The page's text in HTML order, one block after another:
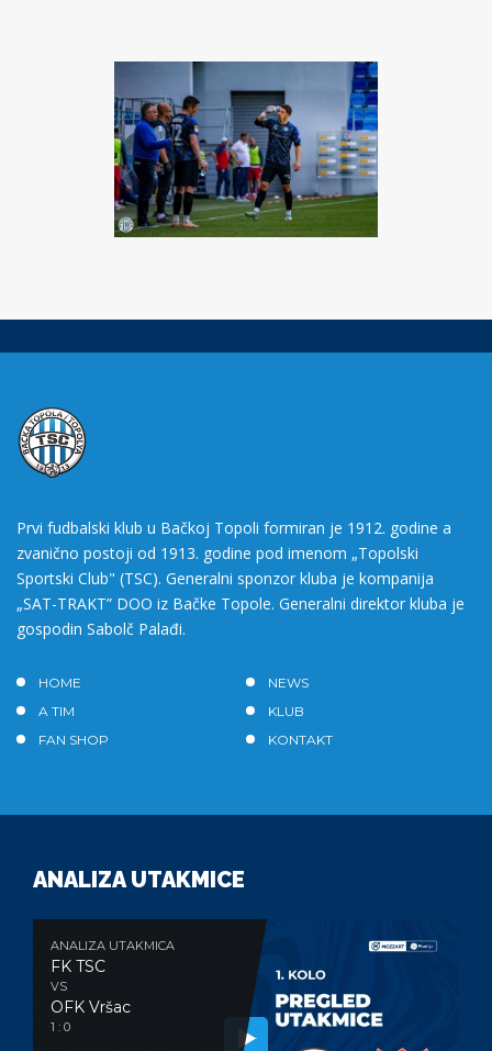
Prvi fudbalski klub u Bačkoj Topoli formiran je 1912. godine a
zvanično postoji od 1913. godine pod imenom „Topolski
Sportski Club" (TSC). Generalni sponzor kluba je kompanija
„SAT-TRAKT” DOO iz Bačke Topole. Generalni direktor kluba je
gospodin Sabolč Palađi.
HOME
NEWS
A TIM
KLUB
FAN SHOP
KONTAKT
ANALIZA UTAKMICE
ANALIZA UTAKMICA
FK TSC
VS
OFK Vršac
1 : 0